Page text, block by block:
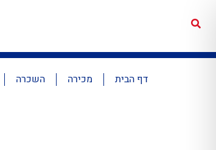
דף הבית מכירה השכרה